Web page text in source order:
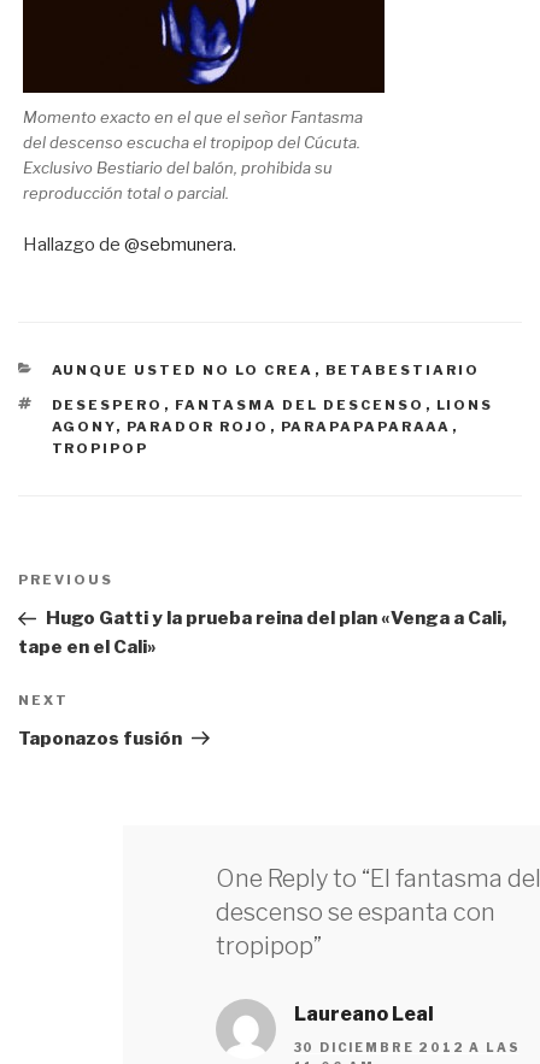
Momento exacto en el que el señor Fantasma
del descenso escucha el tropipop del Cúcuta.
Exclusivo Bestiario del balón, prohibida su
reproducción total o parcial.
Hallazgo de@sebmunera.
CATEGORÍAS
AUNQUE USTED NO LO CREA , BETABESTIARIO
ETIQUETAS
DESESPERO , FANTASMA DEL DESCENSO , LIONS
AGONY, PARADOR ROJO , PARAPAPAPARAAA ,
TROPIPOP
Navegación
entradas
Previous
Post
PREVIOUS
Hugo Gatti y la prueba reina del plan «Venga a Cali,
tape en el Cali»
Next
Post
NEXT
Taponazos fusión
One Reply to “El fantasma del
descenso se espanta con
tropipop”
Laureano Leal
30 DICIEMBRE 2012 A LAS